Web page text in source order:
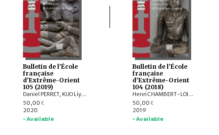
Bulletin de l’École
française
d’Extrême-Orient
105 (2019)
Daniel PERRET, KUO Liying, Andrew HARDY, Frédéric GIRARD, Jiří JÁKL, Pauline SEBILLAUD, LIU Xiaoxi, AGUSTIJANTO INDRAJAYA, Véronique DEGROOT, Franciscus VERELLEN, Nicolas CANE, INDUNG PANCA PUTRA, ARY SETYASTUTI, SUBAGYO PRAMUMIJOYO, AGNI SESARIA MOCHTAR, Patrick DALY, Edmund EDWARDS MCKINNON, R. Michael FEENER, TAI YEW SENG , ARDIANSYAH , Andrew PARNELL, NIZAMUDDIN , Nazli ISMAIL, Kerry SIEH, Jedrzej MAJEWSKI, Max DEEG, Elizabeth BERGER, HOU Kan, SUKAWATI SUSETYO, MOHD. SHERMAN BIN SAUFFI
50,00 €
2020
• Available
Bulletin de l’École
française
d’Extrême-Orient
104 (2018)
Henri CHAMBERT-LOIR, Hubert DELAHAYE, Aude FAVEREAU, Thomas Oliver PRYCE, Brice VINCENT, Pierre BAPTISTE, Andrea ACRI, David BOURGARIT, Grégory KOURILSKY, Lynn ATE, Tin Tin WIN, Louis CHAMPION, Thu Thu WIN, Kalayar MYAT MYAT HTWE, Aye Aye MAR, Baptiste PRADIER, Anna WILLIS, Mathilde MECHLING, Michele STEPHEN, Alexis LYCAS, LEI Yang, William Lloyd GIBSON, CAST:ING
50,00 €
2019
• Available